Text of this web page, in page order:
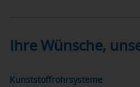
Ihre Wünsche,
Kunststoffrohrsysteme